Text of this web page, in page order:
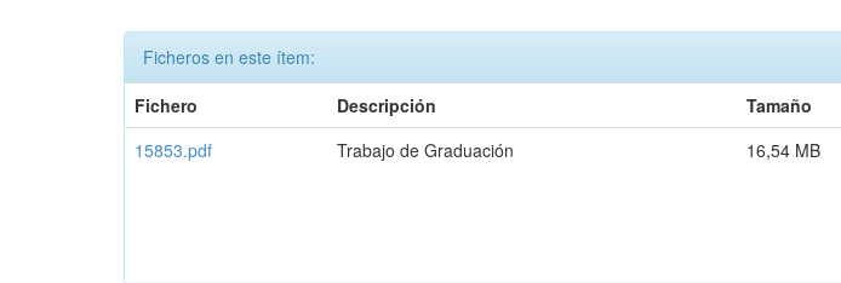
Ficheros en este ítem:
Fichero
Descripción Tamaño
15853.pdf
Trabajo de Graduación 16,54 MB